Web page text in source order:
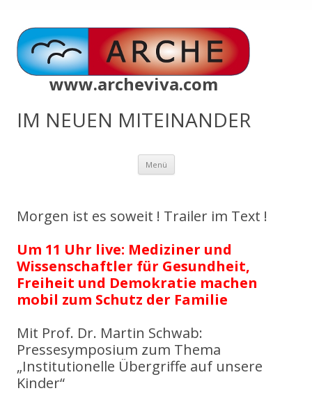
www.archeviva.com
IM NEUEN MITEINANDER
Menü Zum
springen
Morgen ist es soweit ! Trailer im Text !
Um 11 Uhr live: Mediziner und
Wissenschaftler für Gesundheit,
Freiheit und Demokratie machen
mobil zum Schutz der Familie
Mit Prof. Dr. Martin Schwab:
Pressesymposium zum Thema
„Institutionelle Übergriffe auf unsere
Kinder“